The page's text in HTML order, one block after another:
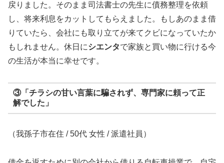
戻りました。そのまま司法書士の先生に債務整理を依頼
し、将来利息をカットしてもらえました。もしあのまま借
りていたら、会社にも取り立てが来てクビになっていたか
もしれません。休日にシエンタで家族と買い物に行ける今
の生活が本当に幸せです。
③「チラシの甘い言葉に騙されず、専門家に頼って正
解でした」
（我孫子市在住 / 50代 女性 / 派遣社員）